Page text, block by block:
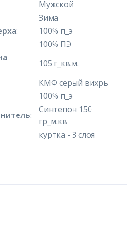
Мужской
Зима
:
100% п_э
100% ПЭ
105 г_кв.м.
КМФ серый вихрь
100% п_э
:
Синтепон 150
гр_м.кв
куртка - 3 слоя